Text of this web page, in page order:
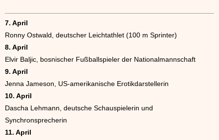
7. April
Ronny Ostwald, deutscher Leichtathlet (100 m Sprinter)
8. April
Elvir Baljic, bosnischer Fußballspieler der Nationalmannschaft
9. April
Jenna Jameson, US-amerikanische Erotikdarstellerin
10. April
Dascha Lehmann, deutsche Schauspielerin und
Synchronsprecherin
11. April